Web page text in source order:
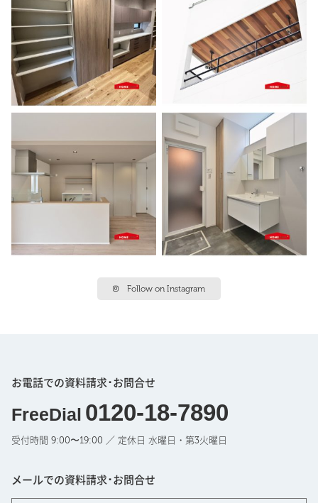
Follow on Instagram
お電話での資料請求･お問合せ
FreeDial 0120-18-7890
受付時間 9:00〜19:00 ／ 定休日 水曜日・第3火曜日
メールでの資料請求･お問合せ